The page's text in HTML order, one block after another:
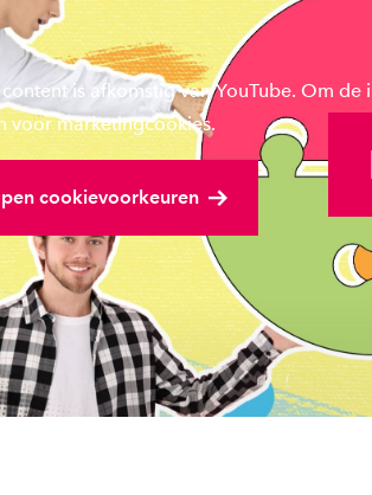
content is afkomstig van YouTube. Om
voor marketingcookies.
cookievoorkeuren